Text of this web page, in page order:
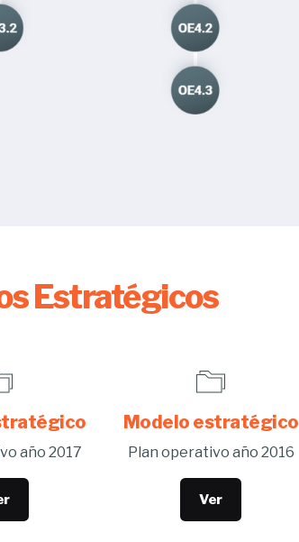
Estratégicos
año 2017
Modelo estratégico
Plan operativo año 2016
Ver